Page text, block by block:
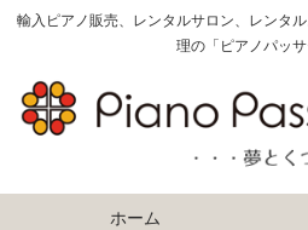
輸入ピアノ販売、レンタルサロン、レンタ
理の「ピアノパッサ
ホーム